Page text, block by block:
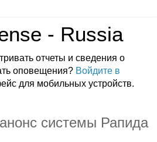
- Russia
отчеты и сведения о
оповещения? Войдите в
для мобильных устройств.
системы Рапида